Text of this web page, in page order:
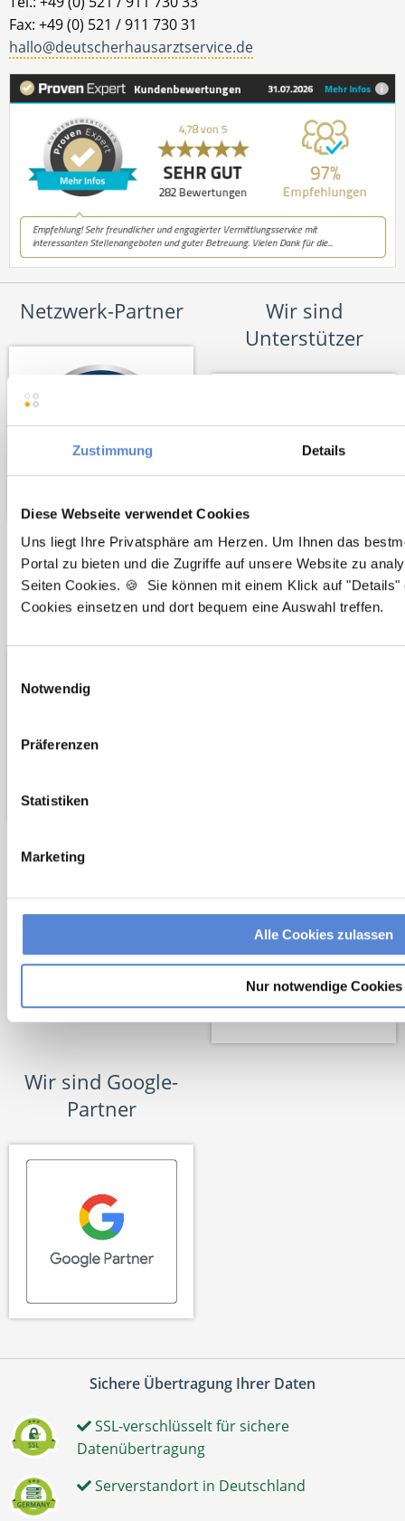
Zustimmung Details
Diese Webseite verwendet Cookies
Uns liegt Ihre Privatsphäre am Herzen. Um Ihnen das
Portal zu bieten und die Zugriffe auf unsere Website zu
Seiten Cookies. 🍪 Sie können mit einem Klick auf
Cookies einsetzen und dort bequem eine Auswahl treffen.
Notwendig
Präferenzen
Statistiken
Marketing
Alle Cookies zulassen
Nur notwendige Cookies
Fax: +49 (0) 521 / 911 730 31
hallo@deutscherhausarztservice.de
Netzwerk-Partner
Wir sind
Unterstützer
Wir pflanzen
Bäume
Wir fördern
Wir sind Google-
Partner
Sichere Übertragung Ihrer Daten
SSL-verschlüsselt für sichere
Datenübertragung
Serverstandort in Deutschland